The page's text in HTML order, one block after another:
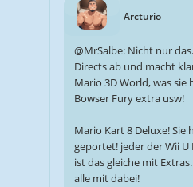
Arcturio
@MrSalbe: Nicht nur
Directs ab und macht
Mario 3D World, was
Bowser Fury extra usw!
Mario Kart 8 Deluxe! Sie
geportet! jeder der Wii
ist das gleiche mit
alle mit dabei!